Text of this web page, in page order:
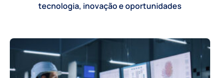
tecnologia, inovação e oportunidades